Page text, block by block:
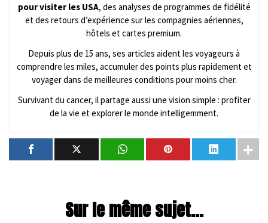
pour visiter les USA, des analyses de programmes de fidélité
et des retours d’expérience sur les compagnies aériennes,
hôtels et cartes premium.
Depuis plus de 15 ans, ses articles aident les voyageurs à
comprendre les miles, accumuler des points plus rapidement et
voyager dans de meilleures conditions pour moins cher.
Survivant du cancer, il partage aussi une vision simple : profiter
de la vie et explorer le monde intelligemment.
Sur le même sujet...